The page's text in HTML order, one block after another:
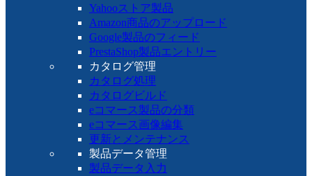
Yahooストア製品
Amazon商品のアップロード
Google製品のフィード
PrestaShop製品エントリー
カタログ管理
カタログ処理
カタログビルド
eコマース製品の分類
eコマース画像編集
更新とメンテナンス
製品データ管理
製品データ入力